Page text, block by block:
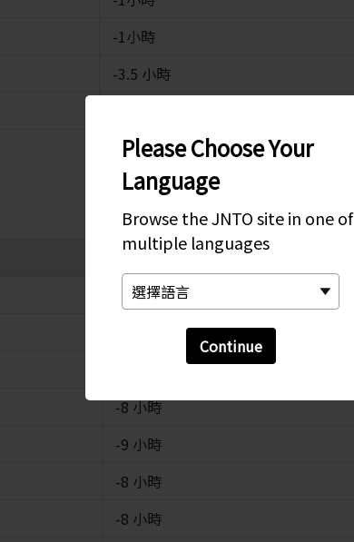
Please Choose Your
Language
Browse the JNTO site in one of
multiple languages
Continue
-1小時
-3.5 小時
-6 小時
-8 小時
-9 小時
-8 小時
-8 小時